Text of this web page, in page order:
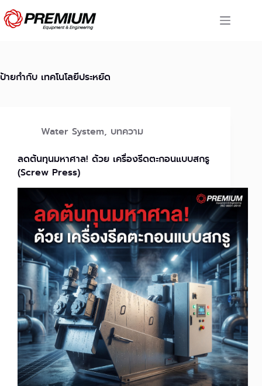
Skip
to
content
ป้ายกำกับ เทคโนโลยีประหยัด
Water System, บทความ
ลดต้นทุนมหาศาล! ด้วย เครื่องรีดตะกอนแบบสกรู
(Screw Press)